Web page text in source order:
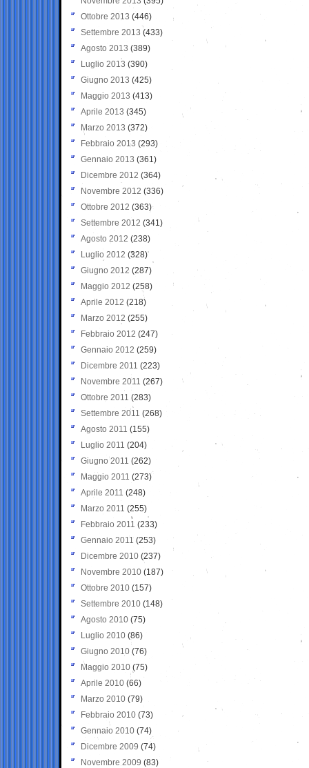
Ottobre 2013 (446)
Settembre 2013 (433)
Agosto 2013 (389)
Luglio 2013 (390)
Giugno 2013 (425)
Maggio 2013 (413)
Aprile 2013 (345)
Marzo 2013 (372)
Febbraio 2013 (293)
Gennaio 2013 (361)
Dicembre 2012 (364)
Novembre 2012 (336)
Ottobre 2012 (363)
Settembre 2012 (341)
Agosto 2012 (238)
Luglio 2012 (328)
Giugno 2012 (287)
Maggio 2012 (258)
Aprile 2012 (218)
Marzo 2012 (255)
Febbraio 2012 (247)
Gennaio 2012 (259)
Dicembre 2011 (223)
Novembre 2011 (267)
Ottobre 2011 (283)
Settembre 2011 (268)
Agosto 2011 (155)
Luglio 2011 (204)
Giugno 2011 (262)
Maggio 2011 (273)
Aprile 2011 (248)
Marzo 2011 (255)
Febbraio 2011 (233)
Gennaio 2011 (253)
Dicembre 2010 (237)
Novembre 2010 (187)
Ottobre 2010 (157)
Settembre 2010 (148)
Agosto 2010 (75)
Luglio 2010 (86)
Giugno 2010 (76)
Maggio 2010 (75)
Aprile 2010 (66)
Marzo 2010 (79)
Febbraio 2010 (73)
Gennaio 2010 (74)
Dicembre 2009 (74)
Novembre 2009 (83)